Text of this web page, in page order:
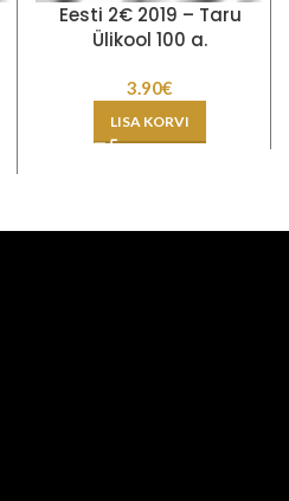
Eesti 2€ 2019 – Taru
Ülikool 100 a.
3.90€
LISA KORVI